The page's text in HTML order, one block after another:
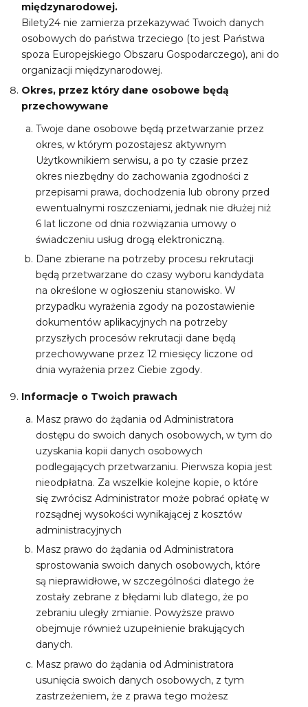
międzynarodowej.
Bilety24 nie zamierza przekazywać Twoich danych
osobowych do państwa trzeciego (to jest Państwa
spoza Europejskiego Obszaru Gospodarczego), ani do
organizacji międzynarodowej.
Okres, przez który dane osobowe będą
przechowywane
Twoje dane osobowe będą przetwarzanie przez
okres, w którym pozostajesz aktywnym
Użytkownikiem serwisu, a po ty czasie przez
okres niezbędny do zachowania zgodności z
przepisami prawa, dochodzenia lub obrony przed
ewentualnymi roszczeniami, jednak nie dłużej niż
6 lat liczone od dnia rozwiązania umowy o
świadczeniu usług drogą elektroniczną.
Dane zbierane na potrzeby procesu rekrutacji
będą przetwarzane do czasy wyboru kandydata
na określone w ogłoszeniu stanowisko. W
przypadku wyrażenia zgody na pozostawienie
dokumentów aplikacyjnych na potrzeby
przyszłych procesów rekrutacji dane będą
przechowywane przez 12 miesięcy liczone od
dnia wyrażenia przez Ciebie zgody.
Informacje o Twoich prawach
Masz prawo do żądania od Administratora
dostępu do swoich danych osobowych, w tym do
uzyskania kopii danych osobowych
podlegających przetwarzaniu. Pierwsza kopia jest
nieodpłatna. Za wszelkie kolejne kopie, o które
się zwrócisz Administrator może pobrać opłatę w
rozsądnej wysokości wynikającej z kosztów
administracyjnych
Masz prawo do żądania od Administratora
sprostowania swoich danych osobowych, które
są nieprawidłowe, w szczególności dlatego że
zostały zebrane z błędami lub dlatego, że po
zebraniu uległy zmianie. Powyższe prawo
obejmuje również uzupełnienie brakujących
danych.
Masz prawo do żądania od Administratora
usunięcia swoich danych osobowych, z tym
zastrzeżeniem, że z prawa tego możesz